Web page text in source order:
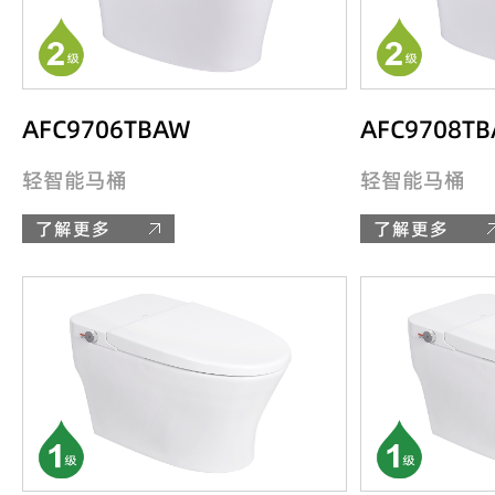
AFC9706TBAW
轻智能马桶
了解更多
轻智能马桶
了解更多